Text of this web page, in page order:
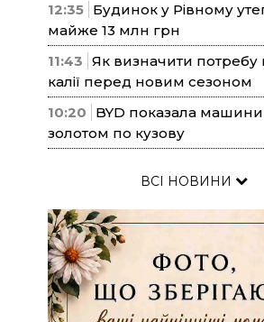
12:35 Будинок у Рівному
майже 13 млн грн
11:43 Як визначити потребу
калії перед новим сезоном
10:20
BYD показала машини
золотом по кузову
ВСІ НОВИНИ